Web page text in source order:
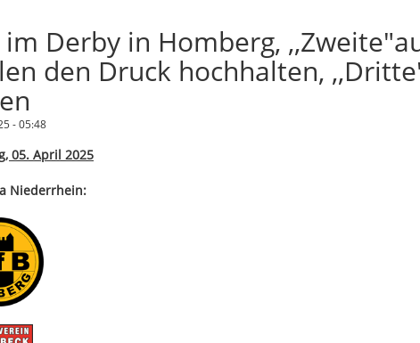
im Derby in Homberg,
den Druck hochhalten,
- 05:48
05. April 2025
Niederrhein: